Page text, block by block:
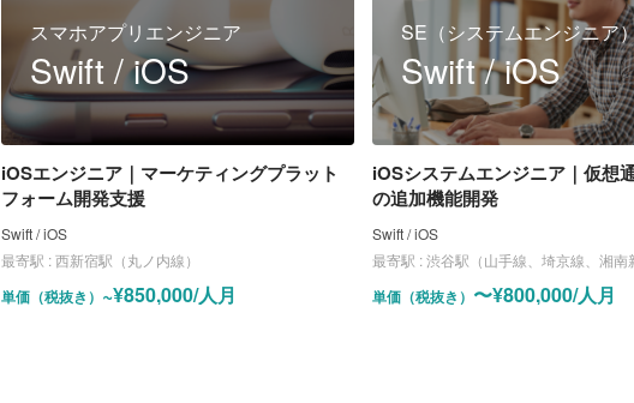
スマホアプリエンジニア
Swift / iOS
iOSエンジニア｜マーケティングプラット
フォーム開発支援
Swift / iOS
最寄駅 :西新宿駅（丸ノ内線）
単価（税抜き） ~¥850,000/人月
SE（システムエンジニア
Swift / iOS
iOSシステムエンジニア｜仮想
の追加機能開発
Swift / iOS
最寄駅 :渋谷駅（山手線、埼京線、湘南新宿ライン、東横線、田園都市線、銀座
単価（税抜き） 〜¥800,000/人月